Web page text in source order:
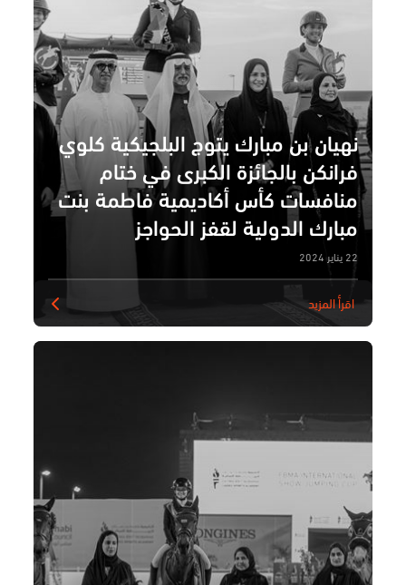
نهيان بن مبارك يتوج البلجيكية كلوي
فرانكن بالجائزة الكبرى في ختام
منافسات كأس أكاديمية فاطمة بنت
مبارك الدولية لقفز الحواجز
22 يناير 2024
اقرأ المزيد